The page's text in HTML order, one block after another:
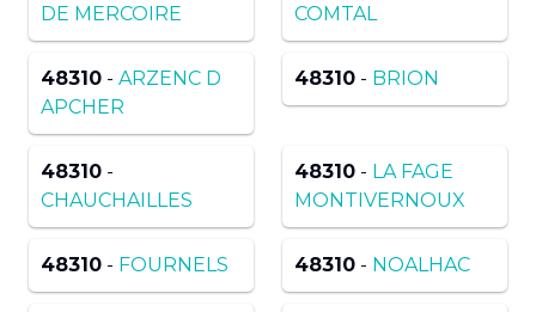
DE MERCOIRE
COMTAL
48310 - ARZENC D
APCHER
48310 - BRION
48310 -
CHAUCHAILLES
48310 - LA FAGE
MONTIVERNOUX
48310 - FOURNELS 48310 - NOALHAC